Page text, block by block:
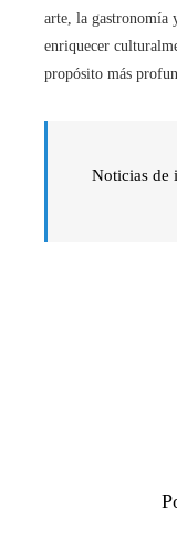
arte, la gastronomía
enriquecer
propósito más
Noticias de